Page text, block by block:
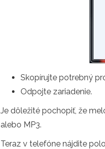
Skopírujte potrebný
Odpojte zariadenie.
Je dôležité pochopiť, že
alebo MP3.
Teraz v telefóne nájdite